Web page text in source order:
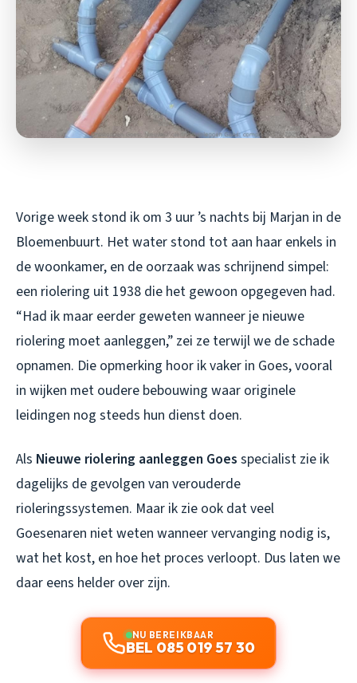
Vorige week stond ik om 3 uur ’s nachts bij Marjan in de
Bloemenbuurt. Het water stond tot aan haar enkels in
de woonkamer, en de oorzaak was schrijnend simpel:
een riolering uit 1938 die het gewoon opgegeven had.
“Had ik maar eerder geweten wanneer je nieuwe
riolering moet aanleggen,” zei ze terwijl we de schade
opnamen. Die opmerking hoor ik vaker in Goes, vooral
in wijken met oudere bebouwing waar originele
leidingen nog steeds hun dienst doen.
Als Nieuwe riolering aanleggen Goes specialist zie ik
dagelijks de gevolgen van verouderde
rioleringssystemen. Maar ik zie ook dat veel
Goesenaren niet weten wanneer vervanging nodig is,
wat het kost, en hoe het proces verloopt. Dus laten we
daar eens helder over zijn.
NU BEREIKBAAR
BEL 085 019 57 30